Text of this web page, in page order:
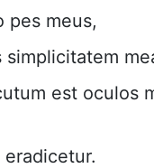
pes meus,
est oculos